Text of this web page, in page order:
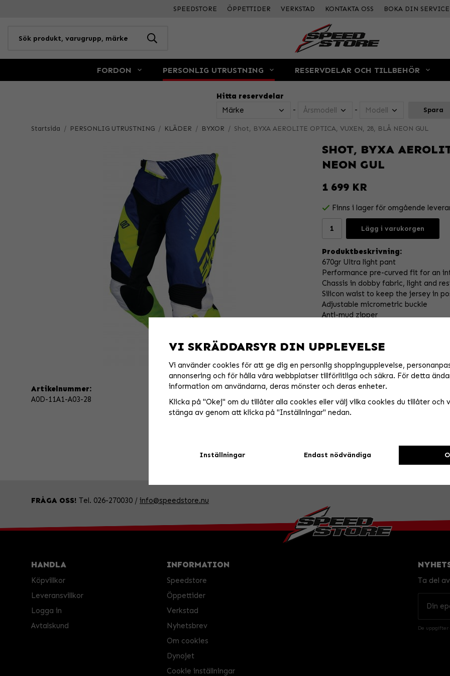
SPEEDSTORE ÖPPETTIDER VERKSTAD KONTAKTA OSS BOKA DIN SERVICE
FORDON PERSONLIG UTRUSTNING RESERVDELAR OCH TILLBEHÖR
Hitta reservdelar
-
- Spara
Startsida / PERSONLIG UTRUSTNING / KLÄDER / BYXOR / Shot, BYXA AEROLITE OPTICA, VUXEN, 28, BLÅ NEON GUL
SHOT, BYXA
NEON GUL
1 699 KR
Finns i lager för omgående
Lägg i varukorgen
Produktbeskrivning:
670gr Ultra light pant
Performance pre-curved fit for an
Chassis in dobby fabric, light and
Silicon waist to keep the jersey in
Adjustable micrometric buckle
Anti-mud zipper
4 ways crotch stretch spandex
Laser cut vented panels for an
Foam reinforcement
Heat and abrasion resistant leather
Rear yoke in stretch spandex for
Reinforced rear saddle panel
Shin vented panel
Artikelnummer:
A0D-11A1-A03-28
FRÅGA OSS! Tel. 026-270030 / info@speedstore.nu
HANDLA
Köpvillkor
Leveransvillkor
Logga in
Avtalskund
INFORMATION
Speedstore
Öppettider
Verkstad
Nyhetsbrev
Om cookies
Dynojet
Cookie inställningar
Ta del
De
VI SKRÄDDARSYR DIN UPPLEVELSE
Vi använder cookies för att ge dig en personlig shoppingupplevelse,
annonsering och för hålla våra webbplatser tillförlitliga och säkra. För detta
information om användarna, deras mönster och deras enheter.
Klicka på "Okej" om du tillåter alla cookies eller välj vilka cookies du tillåter och
stänga av genom att klicka på "Inställningar" nedan.
Inställningar Endast nödvändiga